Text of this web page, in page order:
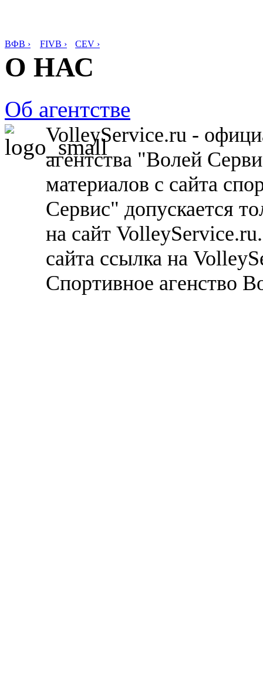
ВФВ › FIVB › CEV ›
О НАС
Об агентстве
VolleyService.ru -
агентства "Волей
материалов с сайта
Сервис" допускается
на сайт
сайта ссылка на
Спортивное агенство